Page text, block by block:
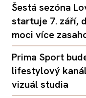
Šestá sezóna
startuje 7. září,
moci více
Prima Sport
lifestylový
vizuál studia